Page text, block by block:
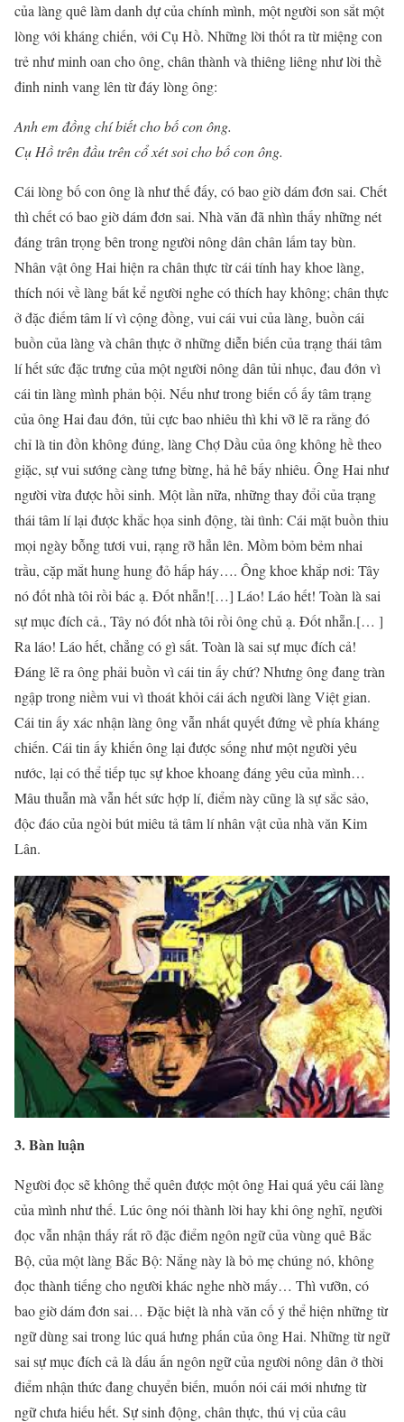
của làng quê làm danh dự của chính mình, một người son sắt một
lòng với kháng chiến, với Cụ Hồ. Những lời thốt ra từ miệng con
trẻ như minh oan cho ông, chân thành và thiêng liêng như lời thề
đinh ninh vang lên từ đáy lòng ông:
Anh em đồng chí biết cho bố con ông.
Cụ Hồ trên đầu trên cổ xét soi cho bố con ông.
Cái lòng bố con ông là như thế đấy, có bao giờ dám đơn sai. Chết
thì chết có bao giờ dám đơn sai. Nhà văn đã nhìn thấy những nét
đáng trân trọng bên trong người nông dân chân lấm tay bùn.
Nhân vật ông Hai hiện ra chân thực từ cái tính hay khoe làng,
thích nói về làng bất kể người nghe có thích hay không; chân thực
ở đặc điếm tâm lí vì cộng đồng, vui cái vui của làng, buồn cái
buồn của làng và chân thực ở những diễn biến của trạng thái tâm
lí hết sức đặc trưng của một người nông dân tủi nhục, đau đớn vì
cái tin làng mình phản bội. Nếu như trong biến cố ấy tâm trạng
của ông Hai đau đớn, tủi cực bao nhiêu thì khi vỡ lẽ ra rằng đó
chỉ là tin đồn không đúng, làng Chợ Dầu của ông không hề theo
giặc, sự vui sướng càng tưng bừng, hả hê bấy nhiêu. Ông Hai như
người vừa được hồi sinh. Một lần nữa, những thay đổi của trạng
thái tâm lí lại được khắc họa sinh động, tài tình: Cái mặt buồn thiu
mọi ngày bỗng tươi vui, rạng rỡ hẳn lên. Mồm bỏm bẻm nhai
trầu, cặp mắt hung hung đỏ hấp háy…. Ông khoe khắp nơi: Tây
nó đốt nhà tôi rồi bác ạ. Đốt nhẵn![…] Láo! Láo hết! Toàn là sai
sự mục đích cả., Tây nó đốt nhà tôi rồi ông chủ ạ. Đốt nhẵn.[… ]
Ra láo! Láo hết, chẳng có gì sất. Toàn là sai sự mục đích cả!
Đáng lẽ ra ông phải buồn vì cái tin ấy chứ? Nhưng ông đang tràn
ngập trong niềm vui vì thoát khỏi cái ách người làng Việt gian.
Cái tin ấy xác nhận làng ông vẫn nhất quyết đứng về phía kháng
chiến. Cái tin ấy khiến ông lại được sống như một người yêu
nước, lại có thể tiếp tục sự khoe khoang đáng yêu của mình…
Mâu thuẫn mà vẫn hết sức hợp lí, điểm này cũng là sự sắc sảo,
độc đáo của ngòi bút miêu tả tâm lí nhân vật của nhà văn Kim
Lân.
3. Bàn luận
Người đọc sẽ không thể quên được một ông Hai quá yêu cái làng
của mình như thế. Lúc ông nói thành lời hay khi ông nghĩ, người
đọc vẫn nhận thấy rất rõ đặc điểm ngôn ngữ của vùng quê Bắc
Bộ, của một làng Bắc Bộ: Nắng này là bỏ mẹ chúng nó, không
đọc thành tiếng cho người khác nghe nhờ mấy… Thì vưỡn, có
bao giờ dám đơn sai… Đặc biệt là nhà văn cố ý thể hiện những từ
ngữ dùng sai trong lúc quá hưng phấn của ông Hai. Những từ ngữ
sai sự mục đích cả là dấu ấn ngôn ngữ của người nông dân ở thời
điểm nhận thức đang chuyển biến, muốn nói cái mới nhưng từ
ngữ chưa hiếu hết. Sự sinh động, chân thực, thú vị của câu